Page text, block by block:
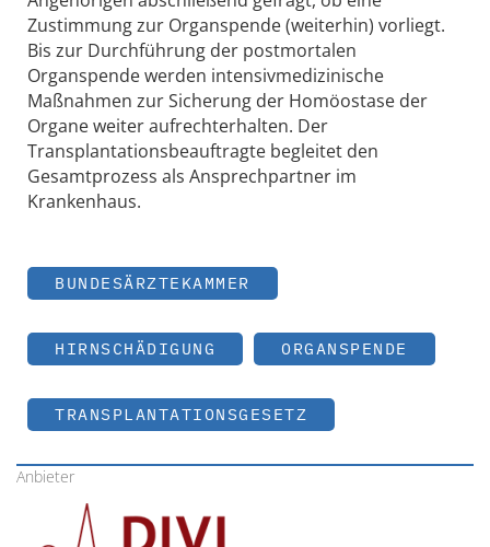
Zustimmung zur Organspende (weiterhin) vorliegt.
Bis zur Durchführung der postmortalen
Organspende werden intensivmedizinische
Maßnahmen zur Sicherung der Homöostase der
Organe weiter aufrechterhalten. Der
Transplantationsbeauftragte begleitet den
Gesamtprozess als Ansprechpartner im
Krankenhaus.
BUNDESÄRZTEKAMMER
HIRNSCHÄDIGUNG ORGANSPENDE
TRANSPLANTATIONSGESETZ
Anbieter